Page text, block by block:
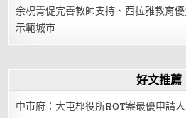
余柷青促完善教師支持、西拉雅教育
示範城市
好文推薦
中市府：大屯郡役所ROT案最優申請